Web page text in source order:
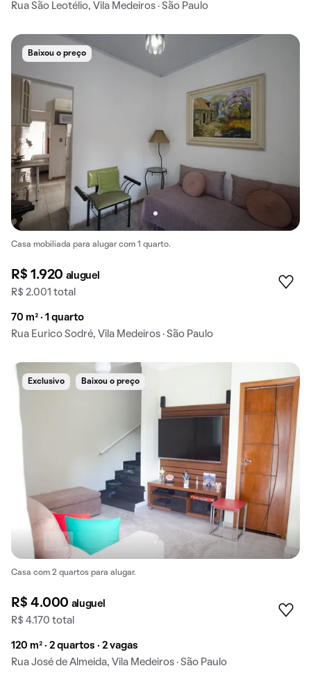
Rua São Leotélio, Vila Medeiros · São Paulo
Baixou o preço
Casa mobiliada para alugar com 1 quarto.
R$ 1.920 aluguel
R$ 2.001 total
70 m² · 1 quarto
Rua Eurico Sodré, Vila Medeiros · São Paulo
Exclusivo Baixou o preço
Casa com 2 quartos para alugar.
R$ 4.000 aluguel
R$ 4.170 total
120 m² · 2 quartos · 2 vagas
Rua José de Almeida, Vila Medeiros · São Paulo